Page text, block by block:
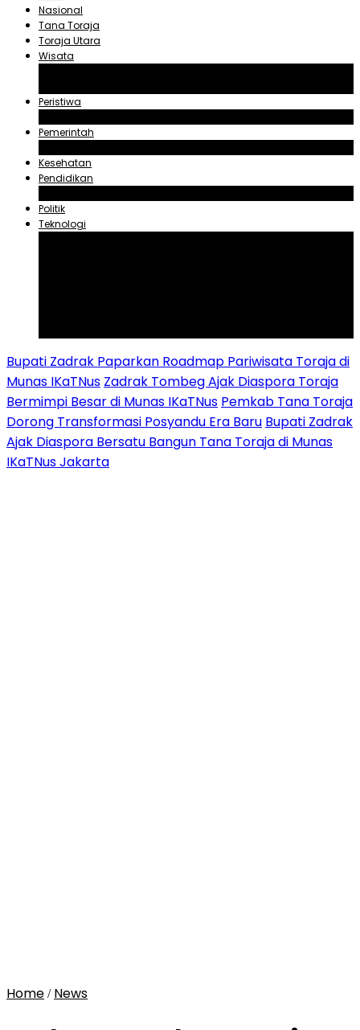
Nasional
Tana Toraja
Toraja Utara
Wisata
Peristiwa
Pemerintah
Kesehatan
Pendidikan
Politik
Teknologi
Bupati Zadrak Paparkan Roadmap Pariwisata Toraja di
Munas IKaTNus Zadrak Tombeg Ajak Diaspora Toraja
Bermimpi Besar di Munas IKaTNus Pemkab Tana Toraja
Dorong Transformasi Posyandu Era Baru Bupati Zadrak
Ajak Diaspora Bersatu Bangun Tana Toraja di Munas
IKaTNus Jakarta
Home / News